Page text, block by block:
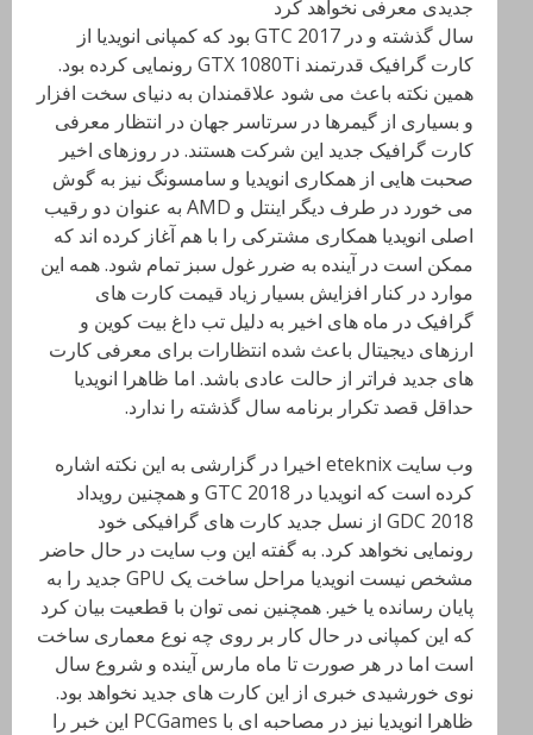
سال گذشته و در GTC 2017 بود که کمپانی انویدیا از
کارت گرافیک قدرتمند GTX 1080Ti رونمایی کرده بود.
همین نکته باعث می شود علاقمندان به دنیای سخت افزار
و بسیاری از گیمرها در سرتاسر جهان در انتظار معرفی
کارت گرافیک جدید این شرکت هستند. در روزهای اخیر
صحبت هایی از همکاری انویدیا و سامسونگ نیز به گوش
می خورد در طرف دیگر اینتل و AMD به عنوان دو رقیب
اصلی انویدیا همکاری مشترکی را با هم آغاز کرده اند که
ممکن است در آینده به ضرر غول سبز تمام شود. همه این
موارد در کنار افزایش بسیار زیاد قیمت کارت های
گرافیک در ماه های اخیر به دلیل تب داغ بیت کوین و
ارزهای دیجیتال باعث شده انتظارات برای معرفی کارت
های جدید فراتر از حالت عادی باشد. اما ظاهرا انویدیا
حداقل قصد تکرار برنامه سال گذشته را ندارد.
وب سایت eteknix اخیرا در گزارشی به این نکته اشاره
کرده است که انویدیا در GTC 2018 و همچنین رویداد
GDC 2018 از نسل جدید کارت های گرافیکی خود
رونمایی نخواهد کرد. به گفته این وب سایت در حال حاضر
مشخص نیست انویدیا مراحل ساخت یک GPU جدید را به
پایان رسانده یا خیر. همچنین نمی توان با قطعیت بیان کرد
که این کمپانی در حال کار بر روی چه نوع معماری ساخت
است اما در هر صورت تا ماه مارس آینده و شروع سال
نوی خورشیدی خبری از این کارت های جدید نخواهد بود.
ظاهرا انویدیا نیز در مصاحبه ای با PCGames این خبر را